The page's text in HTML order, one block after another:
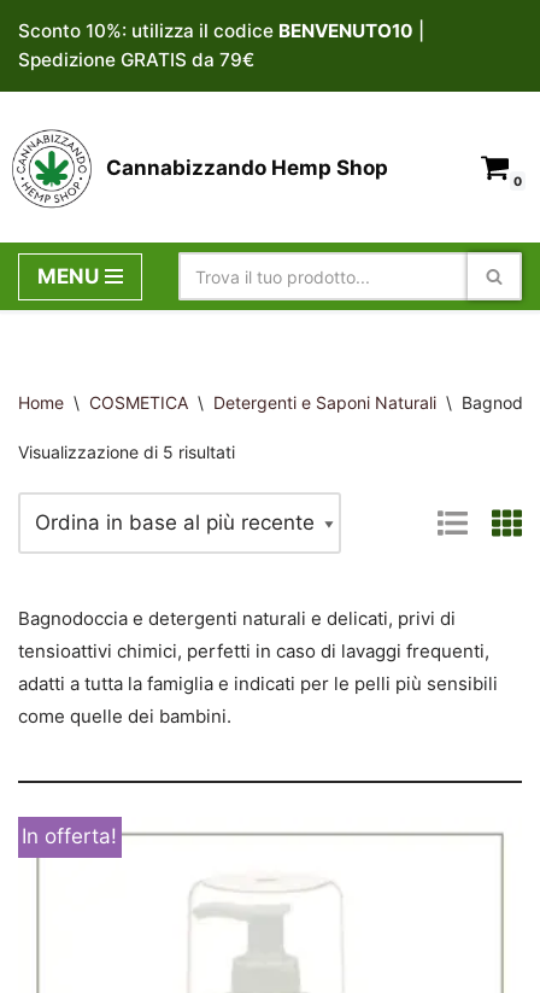
Vai
al
contenuto
Sconto 10%: utilizza il codice BENVENUTO10
Spedizione GRATIS da 79€
Cannabizzando Hemp Shop
0
MENU
Home \ COSMETICA \ Detergenti e Saponi Naturali \
Visualizzazione di 5 risultati
Bagnodoccia e detergenti naturali e delicati, privi di
tensioattivi chimici, perfetti in caso di lavaggi frequenti,
adatti a tutta la famiglia e indicati per le pelli più sensibili
come quelle dei bambini.
In offerta!